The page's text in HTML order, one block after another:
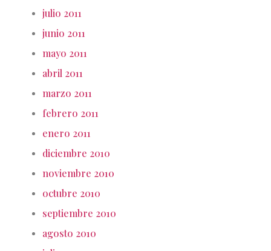
julio 2011
junio 2011
mayo 2011
abril 2011
marzo 2011
febrero 2011
enero 2011
diciembre 2010
noviembre 2010
octubre 2010
septiembre 2010
agosto 2010